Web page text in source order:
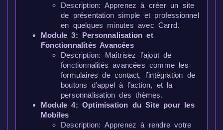
Description: Apprenez à créer un site
de présentation simple et professionnel
en quelques minutes avec Carrd.
Module 3: Personnalisation et
Fonctionnalités Avancées
Description: Maîtrisez l’ajout de
fonctionnalités avancées comme les
formulaires de contact, l’intégration de
boutons d’appel à l’action, et la
personnalisation des thèmes.
Module 4: Optimisation du Site pour les
Mobiles
Description: Apprenez à rendre votre